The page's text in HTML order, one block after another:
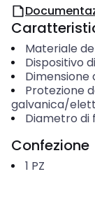
Materiale
Dispositivo
Protezione
galvanica/
Diametro di
Confezione
1 PZ